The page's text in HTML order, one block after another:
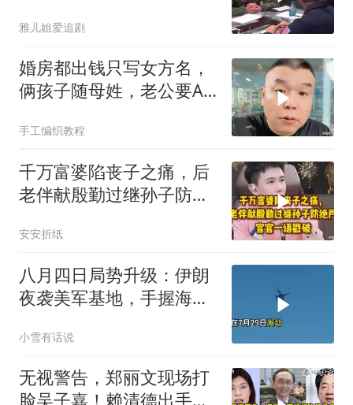
雅儿姐爱追剧
婚房都出钱只写女方名，
俩孩子随母姓，老公要AA
手工编织教程
千万富婆陷丧子之痛，后
老伴献殷勤过继孙子防绝
安安折纸
八月四日局势升级：伊朗
夜袭美军基地，手握海峡
小雪有话说
无视警告，郑丽文现场打
脸吴子嘉！赖清德出手，